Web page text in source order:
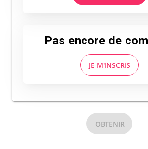
Pas encore de
JE M'INSCRIS
OBTENIR